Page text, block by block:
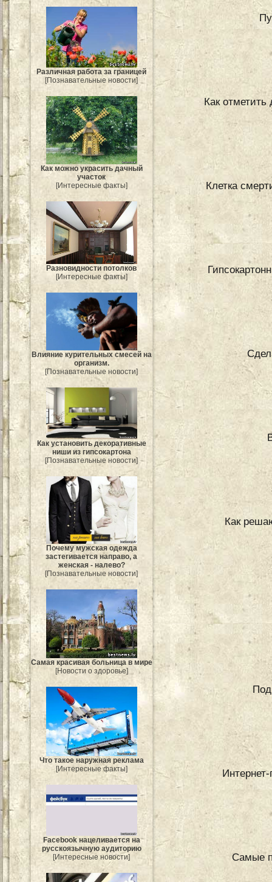
Различная работа за границей
[Познавательные новости]
Как можно украсить дачный
участок
[Интересные факты]
Разновидности потолков
[Интересные факты]
Влияние курительных смесей на
организм.
[Познавательные новости]
Как установить декоративные
ниши из гипсокартона
[Познавательные новости]
Почему мужская одежда
застегивается направо, а
женская - налево?
[Познавательные новости]
Самая красивая больница в мире
[Новости о здоровье]
Что такое наружная реклама
[Интересные факты]
Facebook нацеливается на
русскоязычную аудиторию
[Интересные новости]
Как отметить
Клетка
Как
Самые